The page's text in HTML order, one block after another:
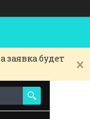
заявка будет